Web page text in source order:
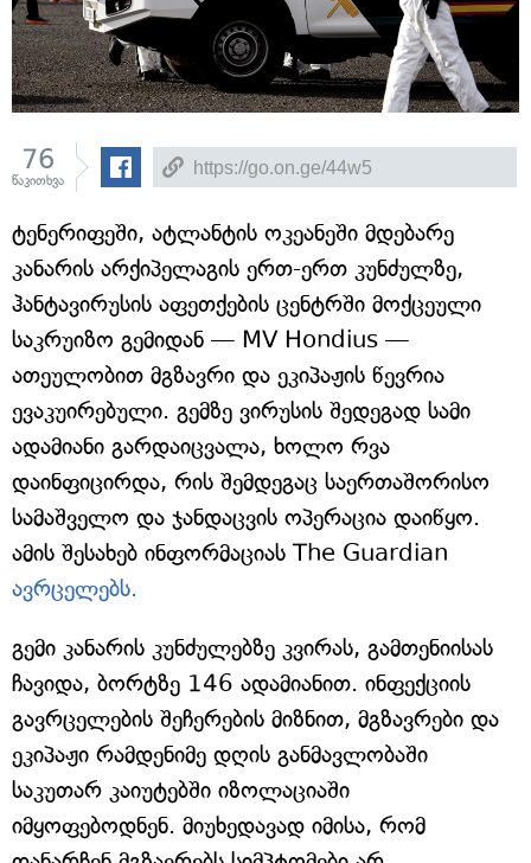
76
წაკითხვა
ტენერიფეში, ატლანტის ოკეანეში მდებარე
კანარის არქიპელაგის ერთ-ერთ კუნძულზე,
ჰანტავირუსის აფეთქების ცენტრში მოქცეული
საკრუიზო გემიდან — MV Hondius —
ათეულობით მგზავრი და ეკიპაჟის წევრია
ევაკუირებული. გემზე ვირუსის შედეგად სამი
ადამიანი გარდაიცვალა, ხოლო რვა
დაინფიცირდა, რის შემდეგაც საერთაშორისო
სამაშველო და ჯანდაცვის ოპერაცია დაიწყო.
ამის შესახებ ინფორმაციას The Guardian
ავრცელებს.
გემი კანარის კუნძულებზე კვირას, გამთენიისას
ჩავიდა, ბორტზე 146 ადამიანით. ინფექციის
გავრცელების შეჩერების მიზნით, მგზავრები და
ეკიპაჟი რამდენიმე დღის განმავლობაში
საკუთარ კაიუტებში იზოლაციაში
იმყოფებოდნენ. მიუხედავად იმისა, რომ